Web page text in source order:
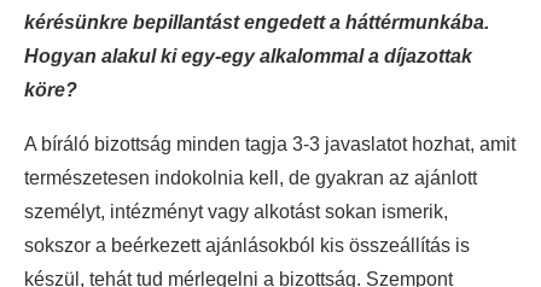
kérésünkre bepillantást engedett a háttérmunkába.
Hogyan alakul ki egy-egy alkalommal a díjazottak
köre?
A bíráló bizottság minden tagja 3-3 javaslatot hozhat, amit
természetesen indokolnia kell, de gyakran az ajánlott
személyt, intézményt vagy alkotást sokan ismerik,
sokszor a beérkezett ajánlásokból kis összeállítás is
készül, tehát tud mérlegelni a bizottság. Szempont